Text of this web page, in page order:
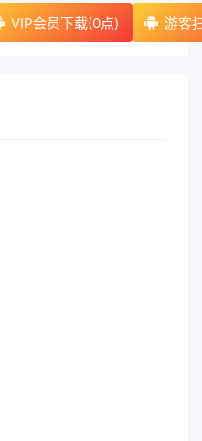
VIP会员下载(0点) 游客